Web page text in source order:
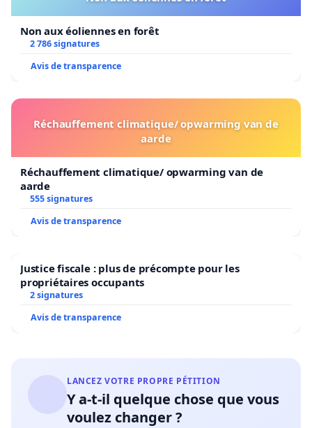
Non aux éoliennes en forêt
2 786 signatures
Avis de transparence
Réchauffement climatique/ opwarming van de
aarde
Réchauffement climatique/ opwarming van de
aarde
555 signatures
Avis de transparence
Justice fiscale : plus de précompte pour les
propriétaires occupants
2 signatures
Avis de transparence
LANCEZ VOTRE PROPRE PÉTITION
Y a-t-il quelque chose que vous
voulez changer ?